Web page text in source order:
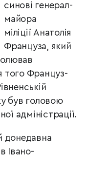
синові генерал-
майора
міліції Анатолія
Француза, який
того Француз-
був головою
адміністрації.
донедавна
Івано-